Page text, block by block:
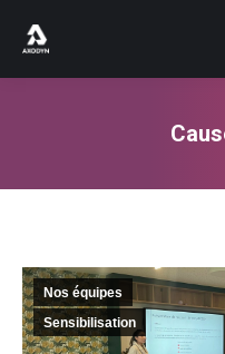
Nos équipes
Sensibilisation